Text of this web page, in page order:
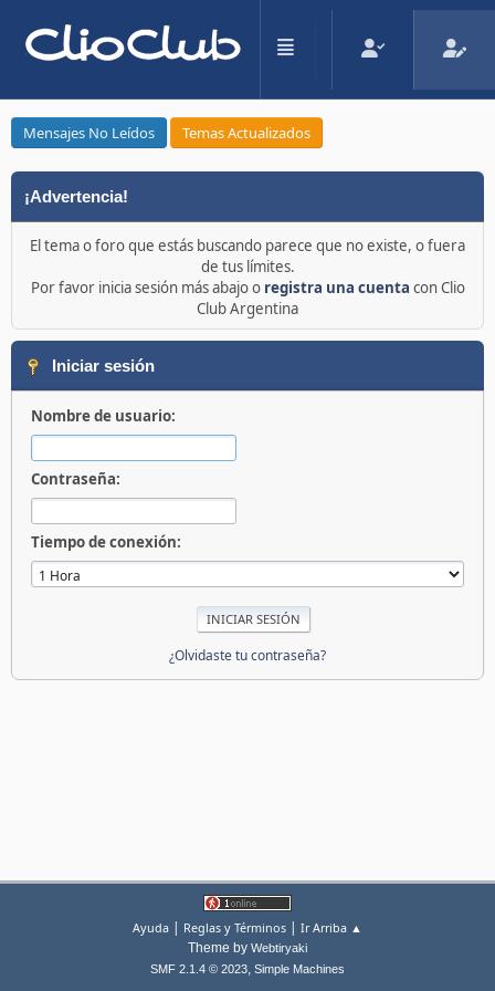
Mensajes No Leídos Temas Actualizados
¡Advertencia!
El tema o foro que estás buscando parece que no existe, o fuera
de tus límites.
Por favor inicia sesión más abajo o registra una cuenta con Clio
Club Argentina
Iniciar sesión
Nombre de usuario:
Contraseña:
Tiempo de conexión:
¿Olvidaste tu contraseña?
Ayuda | Reglas y Términos | Ir Arriba ▲
Theme by Webtiryaki
SMF 2.1.4 © 2023, Simple Machines